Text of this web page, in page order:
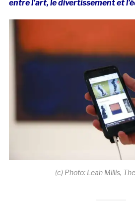
entre l’art, le divertissement et
(c) Photo: Leah Millis,